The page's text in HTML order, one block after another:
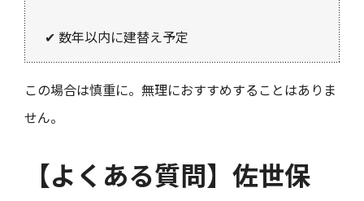
✔ 数年以内に建替え予定
この場合は慎重に。無理におすすめすることはありま
せん。
【よくある質問】佐世保